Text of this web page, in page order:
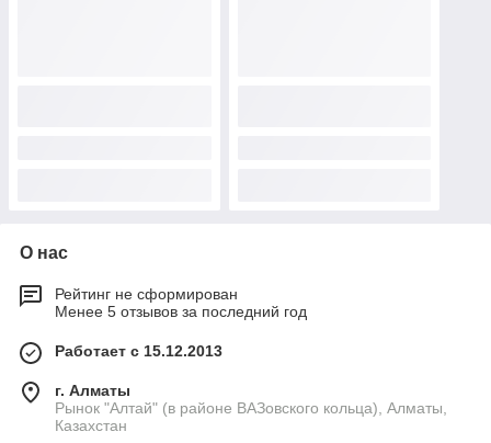
О нас
Рейтинг не сформирован
Менее 5 отзывов за последний год
Работает с 15.12.2013
г. Алматы
Рынок "Алтай" (в районе ВАЗовского кольца), Алматы,
Казахстан